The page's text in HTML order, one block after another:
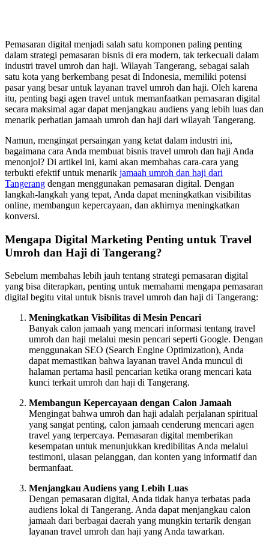
Pemasaran digital menjadi salah satu komponen paling penting
dalam strategi pemasaran bisnis di era modern, tak terkecuali dalam
industri travel umroh dan haji. Wilayah Tangerang, sebagai salah
satu kota yang berkembang pesat di Indonesia, memiliki potensi
pasar yang besar untuk layanan travel umroh dan haji. Oleh karena
itu, penting bagi agen travel untuk memanfaatkan pemasaran digital
secara maksimal agar dapat menjangkau audiens yang lebih luas dan
menarik perhatian jamaah umroh dan haji dari wilayah Tangerang.
Namun, mengingat persaingan yang ketat dalam industri ini,
bagaimana cara Anda membuat bisnis travel umroh dan haji Anda
menonjol? Di artikel ini, kami akan membahas cara-cara yang
terbukti efektif untuk menarik jamaah umroh dan haji dari
Tangerang dengan menggunakan pemasaran digital. Dengan
langkah-langkah yang tepat, Anda dapat meningkatkan visibilitas
online, membangun kepercayaan, dan akhirnya meningkatkan
konversi.
Mengapa Digital Marketing Penting untuk Travel
Umroh dan Haji di Tangerang?
Sebelum membahas lebih jauh tentang strategi pemasaran digital
yang bisa diterapkan, penting untuk memahami mengapa pemasaran
digital begitu vital untuk bisnis travel umroh dan haji di Tangerang:
Meningkatkan Visibilitas di Mesin Pencari
Banyak calon jamaah yang mencari informasi tentang travel
umroh dan haji melalui mesin pencari seperti Google. Dengan
menggunakan SEO (Search Engine Optimization), Anda
dapat memastikan bahwa layanan travel Anda muncul di
halaman pertama hasil pencarian ketika orang mencari kata
kunci terkait umroh dan haji di Tangerang.
Membangun Kepercayaan dengan Calon Jamaah
Mengingat bahwa umroh dan haji adalah perjalanan spiritual
yang sangat penting, calon jamaah cenderung mencari agen
travel yang terpercaya. Pemasaran digital memberikan
kesempatan untuk menunjukkan kredibilitas Anda melalui
testimoni, ulasan pelanggan, dan konten yang informatif dan
bermanfaat.
Menjangkau Audiens yang Lebih Luas
Dengan pemasaran digital, Anda tidak hanya terbatas pada
audiens lokal di Tangerang. Anda dapat menjangkau calon
jamaah dari berbagai daerah yang mungkin tertarik dengan
layanan travel umroh dan haji yang Anda tawarkan.